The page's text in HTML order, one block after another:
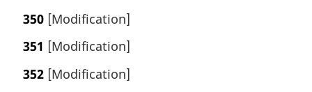
350 [Modification]
351 [Modification]
352 [Modification]